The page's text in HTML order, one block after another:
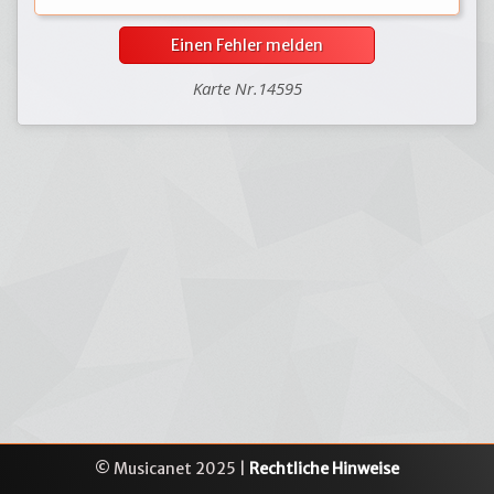
Einen Fehler melden
Karte Nr.14595
© Musicanet 2025 | Rechtliche Hinweise